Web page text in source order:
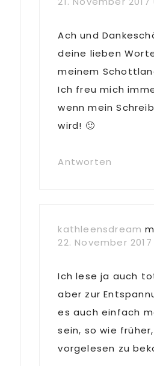
Ach und
deine lieben
meinem
Ich freu mich
wenn mein
wird! 🙂
Antworten
kathleensdream
22. November
Ich lese ja auch
aber zur
es auch einfach
sein, so wie
vorgelesen zu